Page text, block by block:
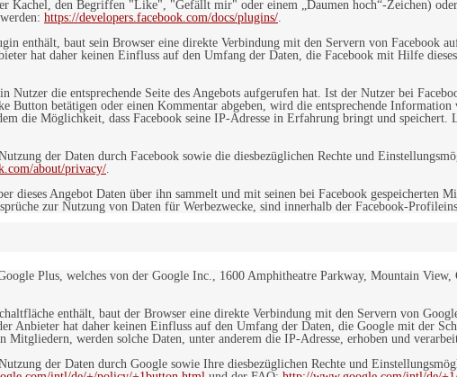
Kachel, den Begriffen "Like", "Gefällt mir" oder einem „Daumen hoch“-Zeichen)
https://developers.facebook.com/docs/plugins/.
enthält, baut sein Browser eine direkte Verbindung mit den Servern von Facebook
hat daher keinen Einfluss auf den Umfang der Daten, die Facebook mit Hilfe
die entsprechende Seite des Angebots aufgerufen hat. Ist der Nutzer bei
Button betätigen oder einen Kommentar abgeben, wird die entsprechende
die Möglichkeit, dass Facebook seine IP-Adresse in Erfahrung bringt und
der Daten durch Facebook sowie die diesbezüglichen Rechte und
about/privacy/.
dieses Angebot Daten über ihn sammelt und mit seinen bei Facebook gespeicherten
zur Nutzung von Daten für Werbezwecke, sind innerhalb der Facebook-
Plus, welches von der Google Inc., 1600 Amphitheatre Parkway, Mountain
enthält, baut der Browser eine direkte Verbindung mit den Servern von
Anbieter hat daher keinen Einfluss auf den Umfang der Daten, die Google mit der
Mitgliedern, werden solche Daten, unter anderem die IP-Adresse, erhoben und
der Daten durch Google sowie Ihre diesbezüglichen Rechte und